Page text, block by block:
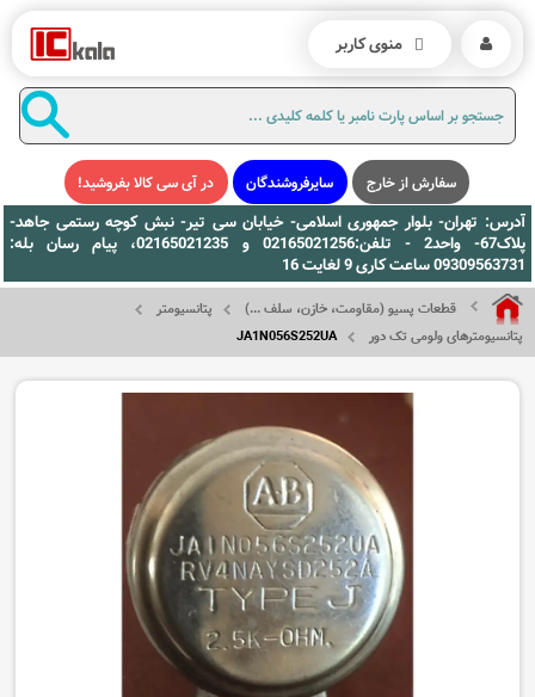
سفارش از خارج سایرفروشندگان در آی سی کالا بفروشید!
آدرس: تهران- بلوار جمهوری اسلامی- خیابان سی تیر- نبش کوچه رستمی جاهد-
پلاک67- واحد2 - تلفن:02165021256 و 02165021235، پیام رسان بله:
09309563731 ساعت کاری 9 لغایت 16
قطعات پسیو (مقاومت، خازن، سلف ...)
پتانسیومتر
پتانسیومترهای ولومی تک دور
JA1N056S252UA
منوی کاربر